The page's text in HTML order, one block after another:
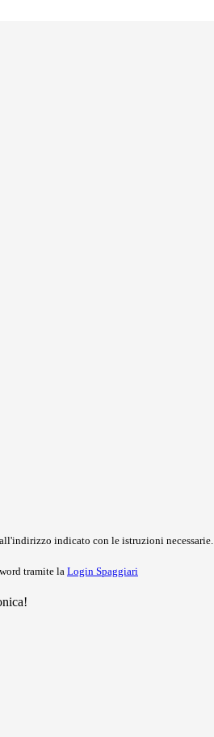
indicato con le istruzioni necessarie.
tramite la Login Spaggiari